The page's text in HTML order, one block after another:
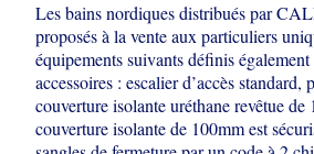
Les bains nordiques distribués par
proposés à la vente auxparticuliers
équipements suivants définis
accessoires : escalier d’accès standard,
couvertureisolante uréthane revêtue de
couverture isolante de 100mm est